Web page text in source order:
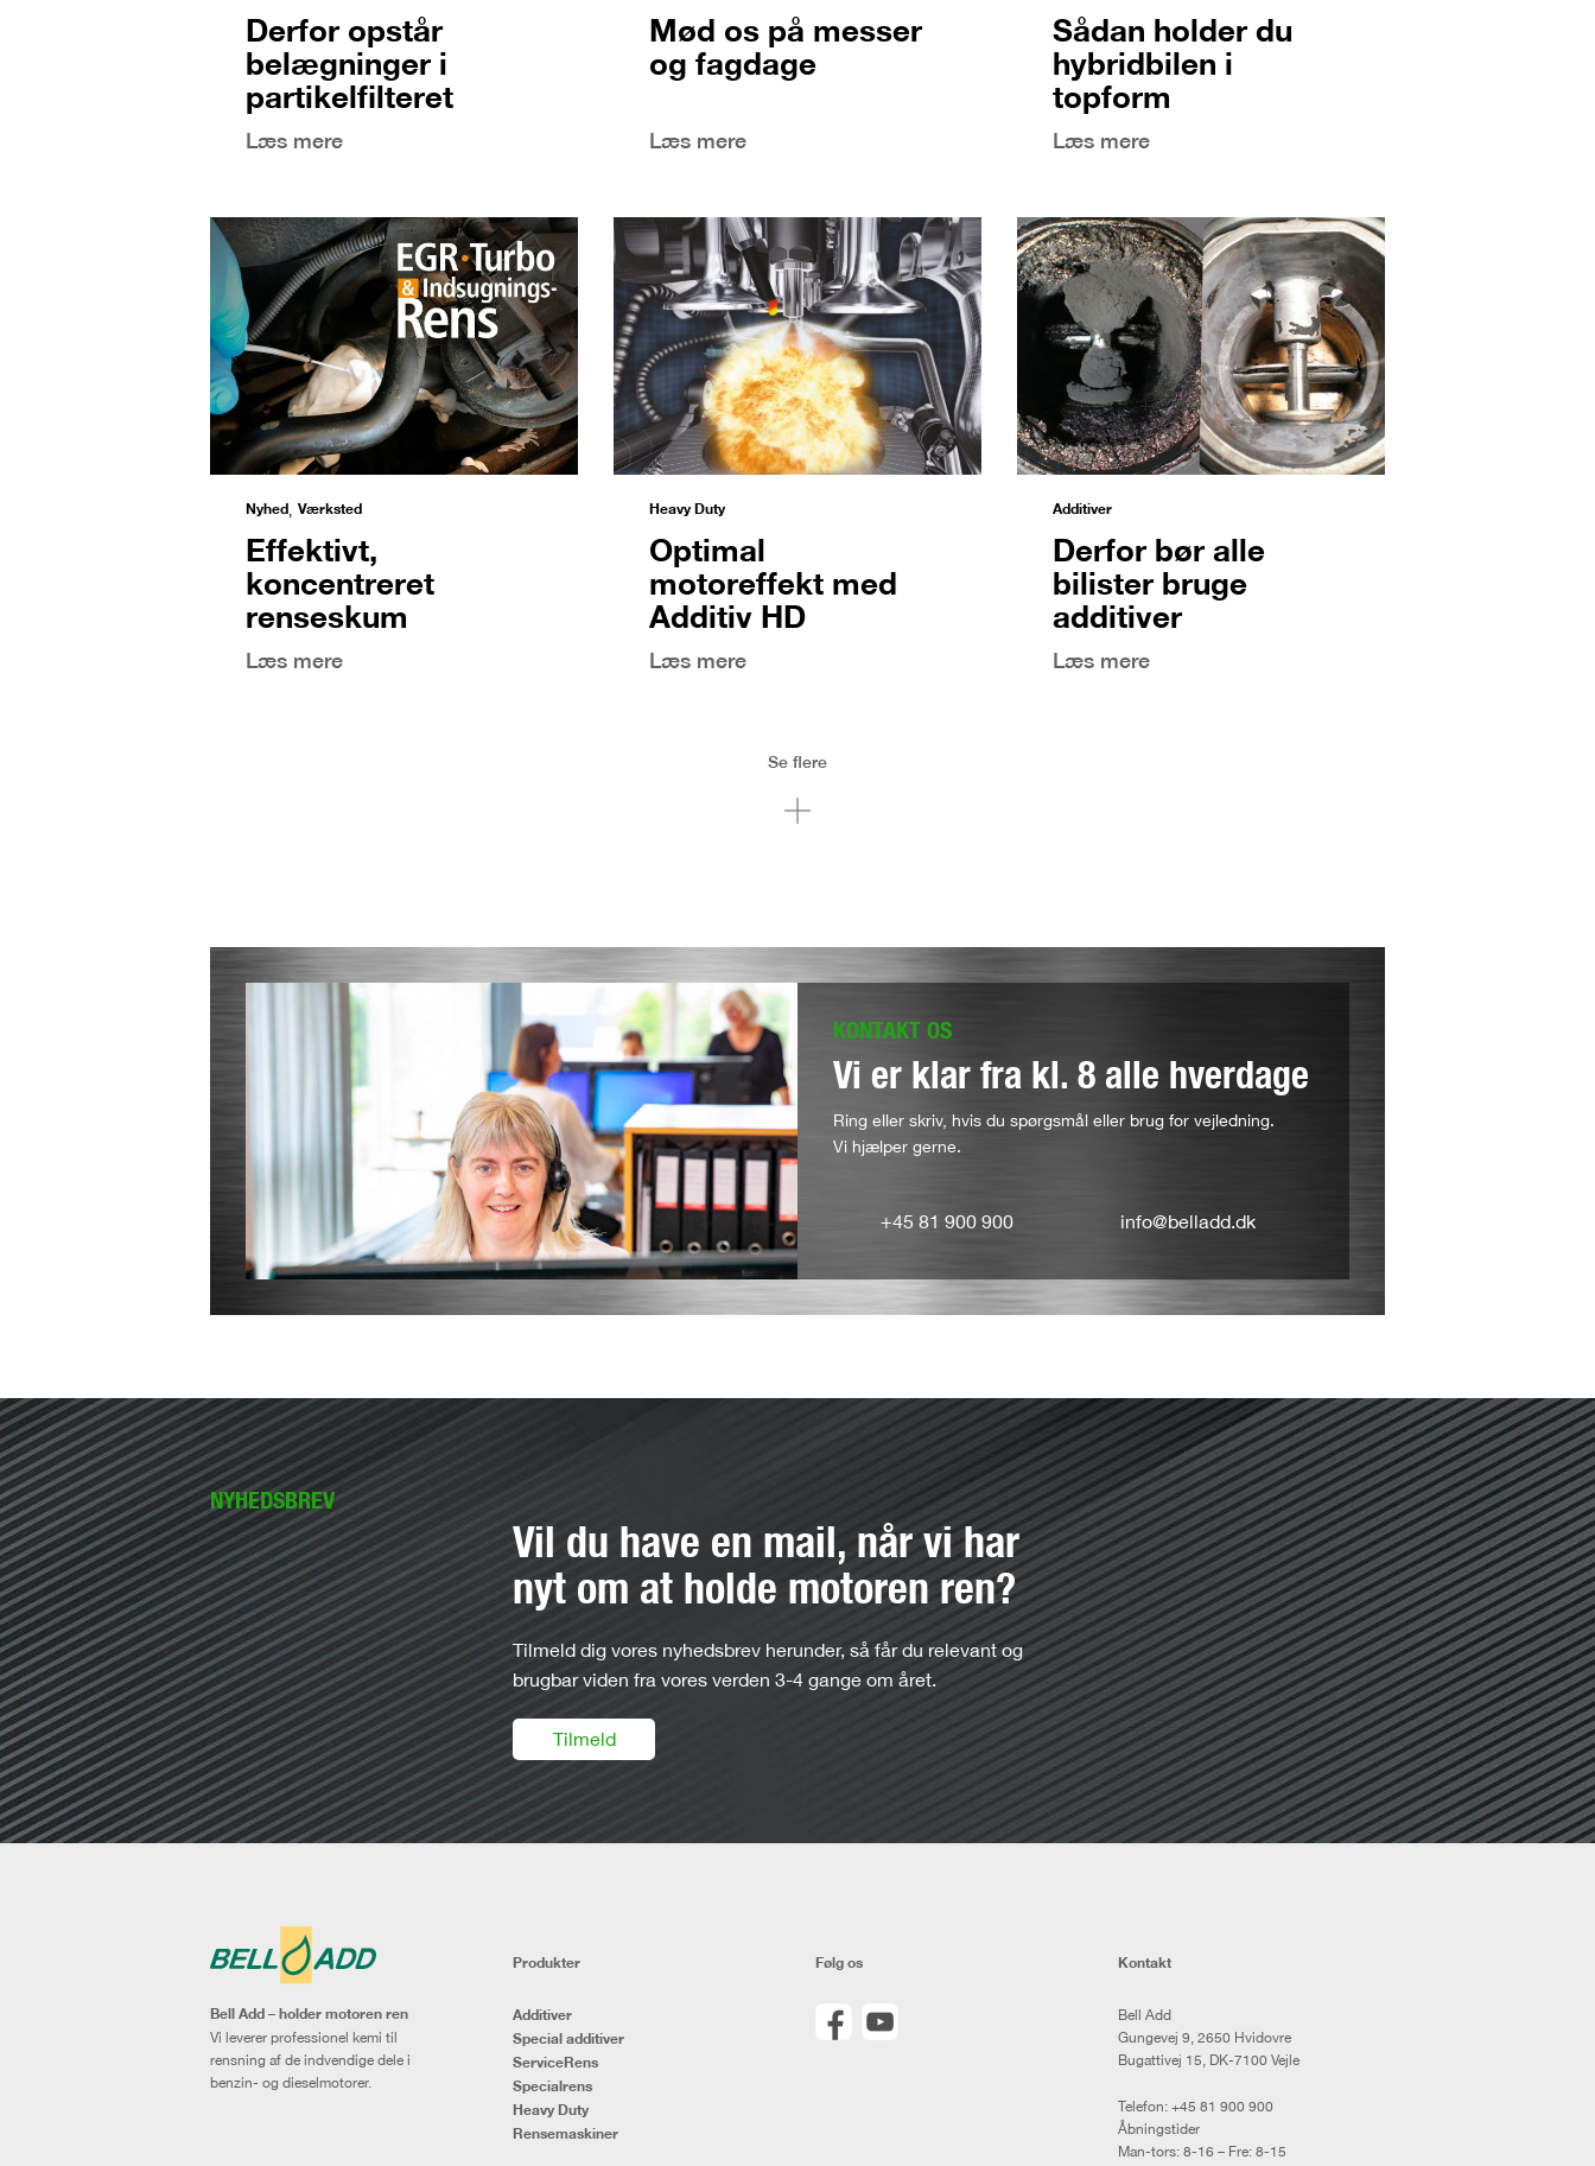
Derfor opstår
belægninger i
partikelfilteret
Læs mere
Mød os på messer
og fagdage
Læs mere
Sådan holder du
hybridbilen i
topform
Læs mere
Nyhed, Værksted
Effektivt,
koncentreret
renseskum
Læs mere
Heavy Duty
Optimal
motoreffekt med
Additiv HD
Læs mere
Additiver
Derfor bør alle
bilister bruge
additiver
Læs mere
Se flere
KONTAKT OS
Vi er klar fra kl. 8 alle hverdage
Ring eller skriv, hvis du spørgsmål eller brug for vejledning.
Vi hjælper gerne.
+45 81 900 900 info@belladd.dk
NYHEDSBREV
Vil du have en mail, når vi har
nyt om at holde motoren ren?
Tilmeld dig vores nyhedsbrev herunder, så får du relevant og
brugbar viden fra vores verden 3-4 gange om året.
Tilmeld
Bell Add – holder motoren ren
Vi leverer professionel kemi til
rensning af de indvendige dele i
benzin- og dieselmotorer.
Produkter
Additiver
Special additiver
ServiceRens
Specialrens
Heavy Duty
Rensemaskiner
Følg os Kontakt
Bell Add
Gungevej 9, 2650 Hvidovre
Bugattivej 15, DK-7100 Vejle
Telefon: +45 81 900 900
Åbningstider
Man-tors: 8-16 – Fre: 8-15